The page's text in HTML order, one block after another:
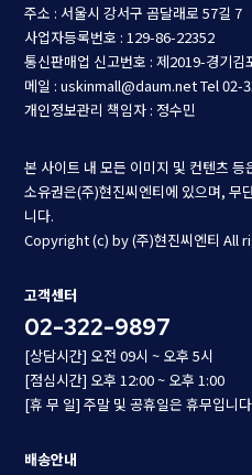
주소 : 서울시 강서구 곰달래로 57길 7
사업자등록번호 : 129-86-22352
통신판매업 신고번호 : 제2019-경기김
메일 : uskinmall@daum.netTel 02-
개인정보관리 책임자 : 정수민
본 사이트 내 모든 이미지 및 컨텐츠
소유권은(주)현진씨엔티에 있으며, 무
니다.
Copyright (c) by (주)현진씨엔티 All
고객센터
02-322-9897
[상담시간] 오전 09시 ~ 오후 5시
[점심시간] 오후 12:00 ~ 오후 1:00
[휴 무 일] 주말 및 공휴일은 휴무입니
배송안내